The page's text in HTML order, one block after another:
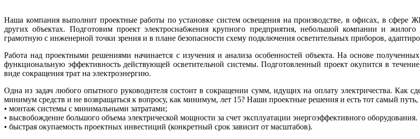
Наша компания выполнит проектные работы по установке систем освещения на производстве, в офисах, в сфере
других объектах. Подготовим проект электроснабжения крупного предприятия, небольшой компании и
грамотную с инженерной точки зрения и в плане безопасности схему подключения осветительных приборов,
Работа над проектными решениями начинается с изучения и анализа особенностей объекта. На основе
функциональную эффективность действующей осветительной системы. Подготовленный проект окупится в
виде сокращения трат на электроэнергию.
Одна из задач любого опытного руководителя состоит в сокращении сумм, идущих на оплату электричества. Как
минимум средств и не возвращаться к вопросу, как минимум, лет 15? Наши проектные решения и есть тот самый
• монтаж системы с минимальными затратами;
• высвобождение большого объема электрической мощности за счет эксплуатации энергоэффективного
• быстрая окупаемость проектных инвестиций (конкретный срок зависит от масштабов).